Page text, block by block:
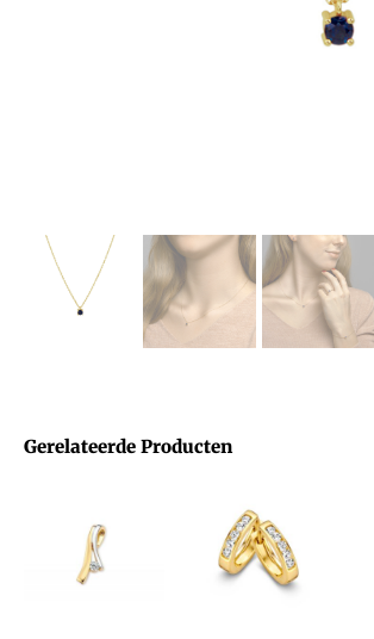
Gerelateerde Producten